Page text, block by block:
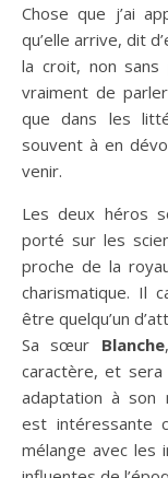
Chose que j’ai
qu’elle arrive, dit
la croit, non
vraiment de
que dans les
souvent à en
venir.
Les deux héros
porté sur les
proche de la
charismatique. Il
être quelqu’un
Sa sœur Blanche
caractère, et sera
adaptation à son
est intéressante
mélange avec les